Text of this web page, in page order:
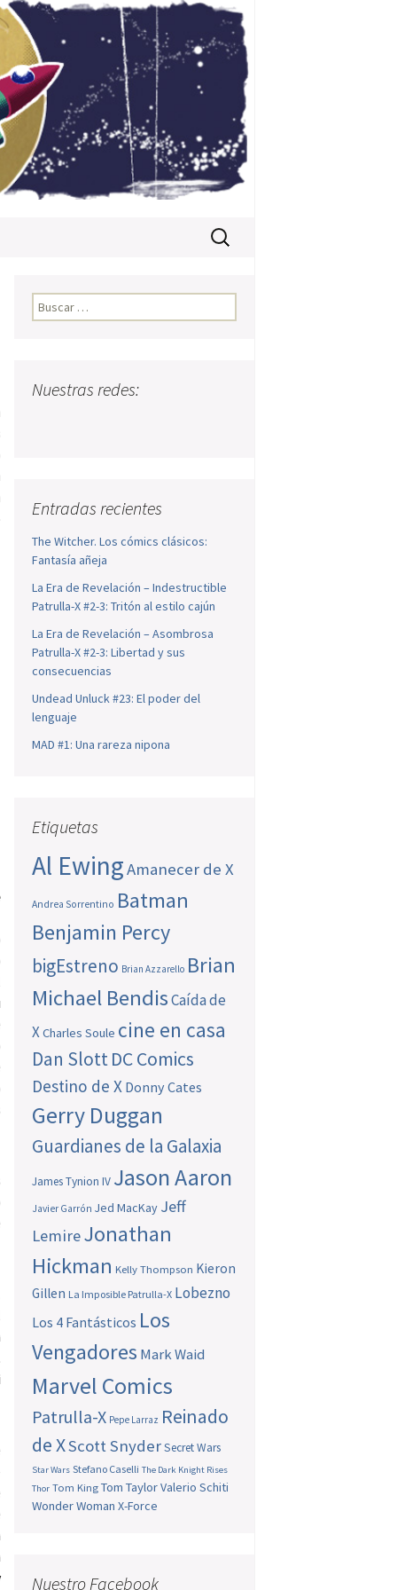
Buscar:
Buscar:
Nuestras redes:
Entradas recientes
The Witcher. Los cómics clásicos:
Fantasía añeja
La Era de Revelación – Indestructible
Patrulla-X #2-3: Tritón al estilo cajún
La Era de Revelación – Asombrosa
Patrulla-X #2-3: Libertad y sus
consecuencias
Undead Unluck #23: El poder del
lenguaje
MAD #1: Una rareza nipona
Etiquetas
Al EwingAmanecer de X
Andrea Sorrentino Batman
Benjamin Percy
bigEstreno Brian Azzarello Brian
Michael BendisCaída de
XCharles Soule cine en casa
Dan SlottDC Comics
Destino de X Donny Cates
Gerry Duggan
Guardianes de la Galaxia
James Tynion IV Jason Aaron
Javier Garrón Jed MacKay Jeff
LemireJonathan
Hickman Kelly Thompson Kieron
Gillen La Imposible Patrulla-X Lobezno
Los 4 Fantásticos Los
Vengadores Mark Waid
Marvel Comics
Patrulla-X Pepe Larraz Reinado
de XScott SnyderSecret Wars
Star Wars Stefano Caselli The Dark Knight Rises
Thor Tom King Tom TaylorValerio Schiti
Wonder Woman X-Force
Nuestro Facebook